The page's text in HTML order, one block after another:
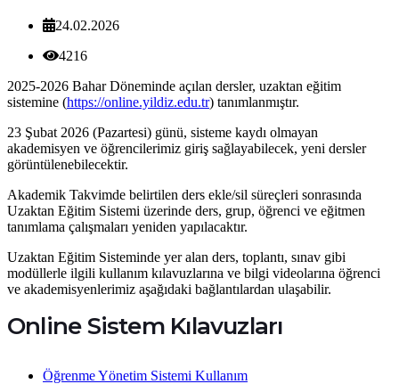
24.02.2026
4216
2025-2026 Bahar Döneminde açılan dersler, uzaktan eğitim
sistemine (https://online.yildiz.edu.tr) tanımlanmıştır.
23 Şubat 2026 (Pazartesi) günü, sisteme kaydı olmayan
akademisyen ve öğrencilerimiz giriş sağlayabilecek, yeni dersler
görüntülenebilecektir.
Akademik Takvimde belirtilen ders ekle/sil süreçleri sonrasında
Uzaktan Eğitim Sistemi üzerinde ders, grup, öğrenci ve eğitmen
tanımlama çalışmaları yeniden yapılacaktır.
Uzaktan Eğitim Sisteminde yer alan ders, toplantı, sınav gibi
modüllerle ilgili kullanım kılavuzlarına ve bilgi videolarına öğrenci
ve akademisyenlerimiz aşağıdaki bağlantılardan ulaşabilir.
Online Sistem Kılavuzları
Öğrenme Yönetim Sistemi Kullanım